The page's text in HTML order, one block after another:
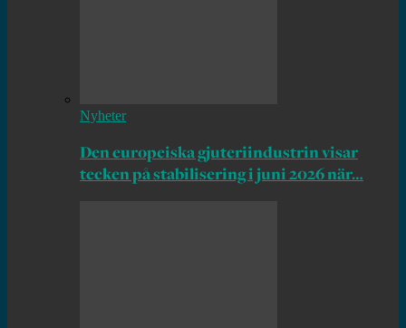
Nyheter
Den europeiska gjuteriindustrin visar
tecken på stabilisering i juni 2026 när…